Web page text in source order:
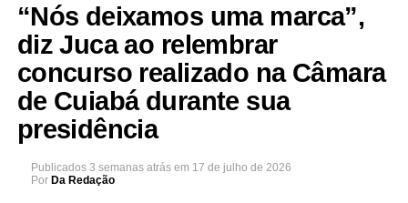
“Nós deixamos uma marca”,
diz Juca ao relembrar
concurso realizado na Câmara
de Cuiabá durante sua
presidência
Publicados 3 semanas atrás em 17 de julho de 2026
Por Da Redação